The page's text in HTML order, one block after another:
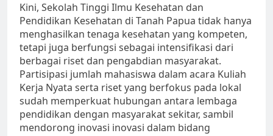
Kini, Sekolah Tinggi Ilmu Kesehatan dan
Pendidikan Kesehatan di Tanah Papua tidak hanya
menghasilkan tenaga kesehatan yang kompeten,
tetapi juga berfungsi sebagai intensifikasi dari
berbagai riset dan pengabdian masyarakat.
Partisipasi jumlah mahasiswa dalam acara Kuliah
Kerja Nyata serta riset yang berfokus pada lokal
sudah memperkuat hubungan antara lembaga
pendidikan dengan masyarakat sekitar, sambil
mendorong inovasi inovasi dalam bidang